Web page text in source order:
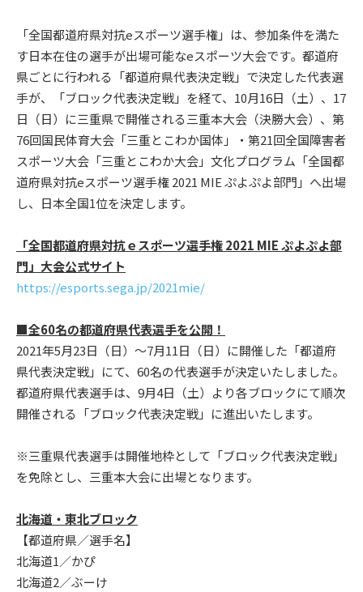
「全国都道府県対抗eスポーツ選手権」は、参加条件を満た
す日本在住の選手が出場可能なeスポーツ大会です。都道府
県ごとに行われる「都道府県代表決定戦」で決定した代表選
手が、「ブロック代表決定戦」を経て、10月16日（土）、17
日（日）に三重県で開催される三重本大会（決勝大会）、第
76回国民体育大会「三重とこわか国体」・第21回全国障害者
スポーツ大会「三重とこわか大会」文化プログラム「全国都
道府県対抗eスポーツ選手権 2021 MIE ぷよぷよ部門」へ出場
し、日本全国1位を決定します。
「全国都道府県対抗ｅスポーツ選手権 2021 MIE ぷよぷよ部
門」大会公式サイト
https://esports.sega.jp/2021mie/
■全60名の都道府県代表選手を公開！
2021年5月23日（日）～7月11日（日）に開催した「都道府
県代表決定戦」にて、60名の代表選手が決定いたしました。
都道府県代表選手は、9月4日（土）より各ブロックにて順次
開催される「ブロック代表決定戦」に進出いたします。
※三重県代表選手は開催地枠として「ブロック代表決定戦」
を免除とし、三重本大会に出場となります。
北海道・東北ブロック
【都道府県／選手名】
北海道1／かぴ
北海道2／ぶーけ